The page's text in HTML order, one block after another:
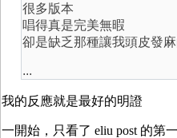
很多版本
唱得真是完美無暇
卻是缺乏那種讓我頭皮發
...
我的反應就是最好的明證
一開始，只看了 eliu post 的第